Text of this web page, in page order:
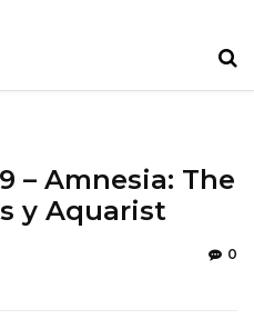
– Amnesia: The
y Aquarist
0